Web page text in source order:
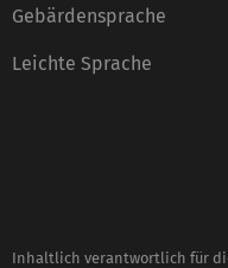
Gebärdensprache
Leichte Sprache
Inhaltlich verantwortlich für